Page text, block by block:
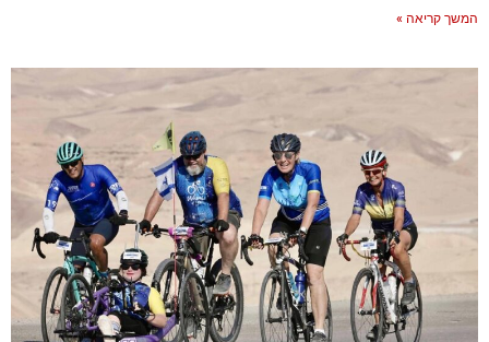
המשך קריאה »